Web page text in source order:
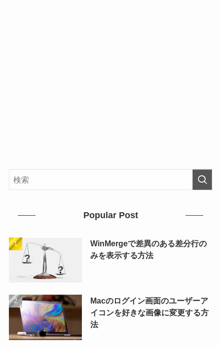
Popular Post
WinMergeで差異のある差分行の
みを表示する方法
Macのログイン画面のユーザーア
イコンを好きな画像に変更する方
法